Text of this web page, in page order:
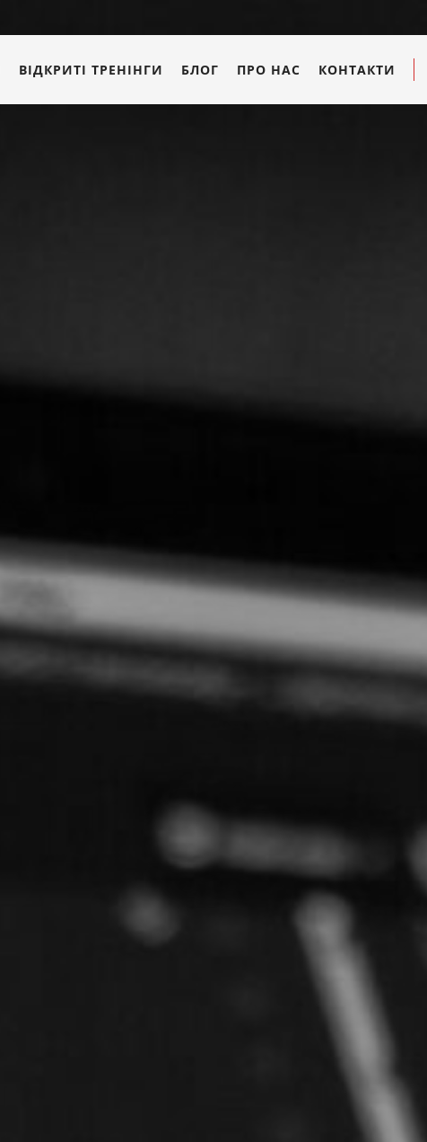
ВІДКРИТІ ТРЕНІНГИ БЛОГ ПРО НАС КОНТАКТИ